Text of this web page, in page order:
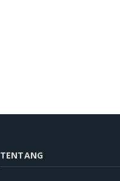
TENTANG